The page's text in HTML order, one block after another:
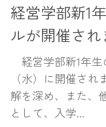
経営学部新1
ルが開催され
経営学部新1年生
（水）に開催さ
解を深め、また、
として、入学...